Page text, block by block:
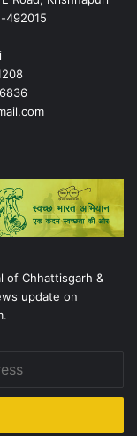
492015
of Chhattisgarh &
update on